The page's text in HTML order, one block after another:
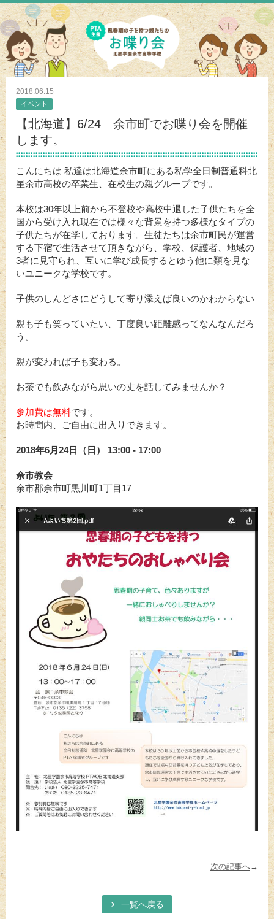
2018.06.15
イベント
【北海道】6/24 余市町でお喋り会を開催
します。
こんにちは 私達は北海道余市町にある私学全日制普通科北
星余市高校の卒業生、在校生の親グループです。
本校は30年以上前から不登校や高校中退した子供たちを全
国から受け入れ現在では様々な背景を持つ多様なタイプの
子供たちが在学しております。生徒たちは余市町民が運営
する下宿で生活させて頂きながら、学校、保護者、地域の
3者に見守られ、互いに学び成長するとゆう他に類を見な
いユニークな学校です。
子供のしんどさにどうして寄り添えば良いのかわからない
親も子も笑っていたい、丁度良い距離感ってなんなんだろ
う。
親が変われば子も変わる。
お茶でも飲みながら思いの丈を話してみませんか？
参加費は無料です。
お時間内、ご自由に出入りできます。
2018年6月24日（日） 13:00 - 17:00
余市教会
余市郡余市町黒川町1丁目17
次の記事へ→
一覧へ戻る